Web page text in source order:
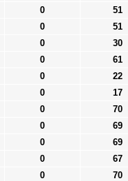
0 51
0 51
0 30
0 61
0 22
0 17
0 70
0 69
0 69
0 67
0 70